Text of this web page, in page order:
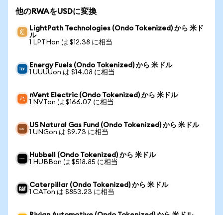
他のRWAをUSDに変換
LightPath Technologies (Ondo Tokenized) から 米ド
ル
1 LPTHon は $12.38 に相当
Energy Fuels (Ondo Tokenized) から 米ドル
1 UUUUon は $14.08 に相当
nVent Electric (Ondo Tokenized) から 米ドル
1 NVTon は $166.07 に相当
US Natural Gas Fund (Ondo Tokenized) から 米ドル
1 UNGon は $9.73 に相当
Hubbell (Ondo Tokenized) から 米ドル
1 HUBBon は $518.85 に相当
Caterpillar (Ondo Tokenized) から 米ドル
1 CATon は $853.23 に相当